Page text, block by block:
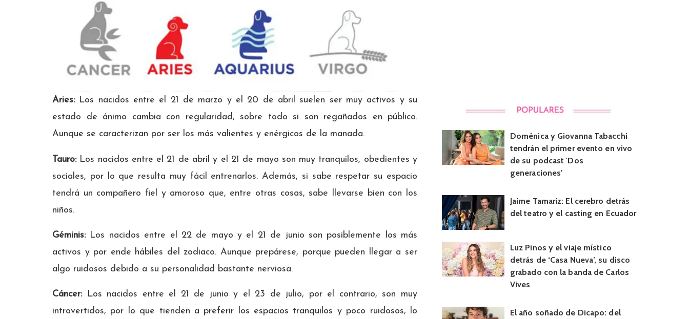
Aries:Los nacidos entre el 21 de marzo y el 20 de abril suelen ser muy activos y su
estado de ánimo cambia con regularidad, sobre todo si son regañados en público.
Aunque se caracterizan por ser los más valientes y enérgicos de la manada.
Tauro: Los nacidos entre el 21 de abril y el 21 de mayo son muy tranquilos, obedientes y
sociales, por lo que resulta muy fácil entrenarlos. Además, si sabe respetar su espacio
tendrá un compañero fiel y amoroso que, entre otras cosas, sabe llevarse bien con los
niños.
Géminis:Los nacidos entre el 22 de mayo y el 21 de junio son posiblemente los más
activos y por ende hábiles del zodiaco. Aunque prepárese, porque pueden llegar a ser
algo ruidosos debido a su personalidad bastante nerviosa.
Cáncer: Los nacidos entre el 21 de junio y el 23 de julio, por el contrario, son muy
introvertidos, por lo que tienden a preferir los espacios tranquilos y poco ruidosos, lo
Doménica y Giovanna Tabacchi
tendrán el primer evento en vivo
de su podcast 'Dos
generaciones'
Jaime Tamariz: El cerebro detrás
del teatro y el casting en Ecuador
Luz Pinos y el viaje místico
detrás de ‘Casa Nueva’, su disco
grabado con la banda de Carlos
Vives
El año soñado de Dicapo: del